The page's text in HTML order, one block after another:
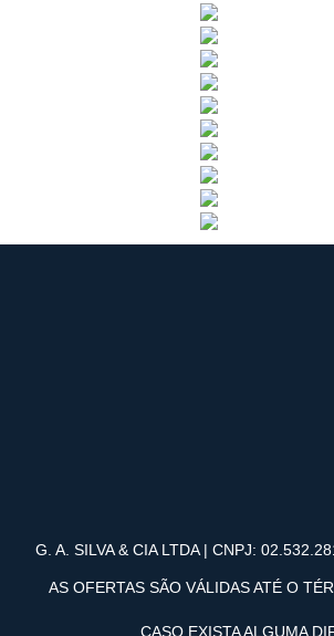
G. A. SILVA & CIA LTDA | CNPJ:
AS OFERTAS SÃO VÁLIDAS ATÉ O
CASO EXISTA ALGUMA